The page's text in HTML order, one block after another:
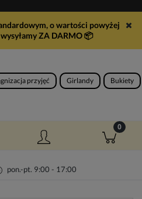
o wartości powyżej
ZA DARMO📦
przyjęć Girlandy Bukiety
pon.-pt. 9:00 - 17:00